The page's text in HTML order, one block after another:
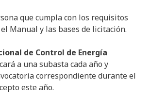
que cumpla con los requisitos
Manual y las bases de licitación.
de Control de Energía
a una subasta cada año y
correspondiente durante el
este año.